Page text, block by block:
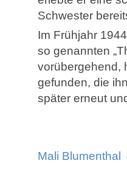
Schwester
Im Frühjahr
so genannten
vorübergehend,
gefunden, die
später erneut
Mali Blumenthal